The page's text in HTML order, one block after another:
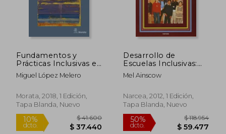
Fundamentos y
Prácticas Inclusivas en
el Proyecto Roma
Miguel López Melero
Morata, 2018, 1 Edición,
Tapa Blanda, Nuevo
Desarrollo de
Escuelas Inclusivas:
Ideas, Propuestas y
Experiencias Para
Instituciones
Escolares
Mel Ainscow
Narcea, 2012, 1 Edición,
Tapa Blanda, Nuevo